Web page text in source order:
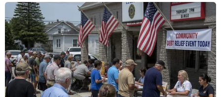
TIN LIÊN QUAN